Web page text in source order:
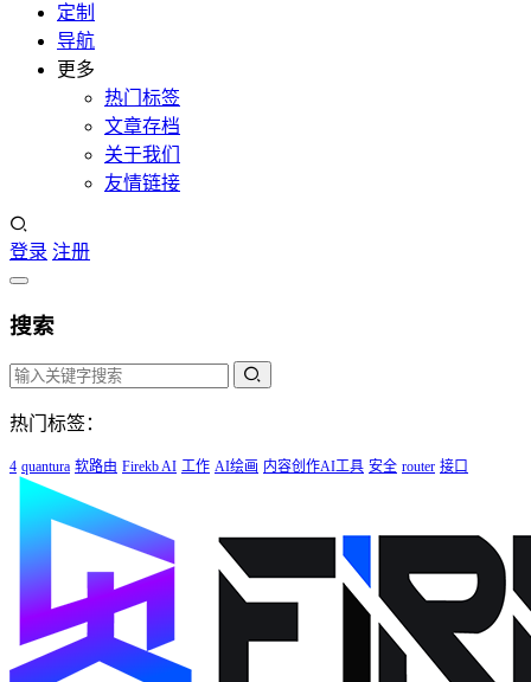
定制
导航
更多
热门标签
文章存档
关于我们
友情链接
登录 注册
搜索
热门标签：
4 quantura 软路由 Firekb AI 工作 AI绘画 内容创作AI工具 安全 router 接口